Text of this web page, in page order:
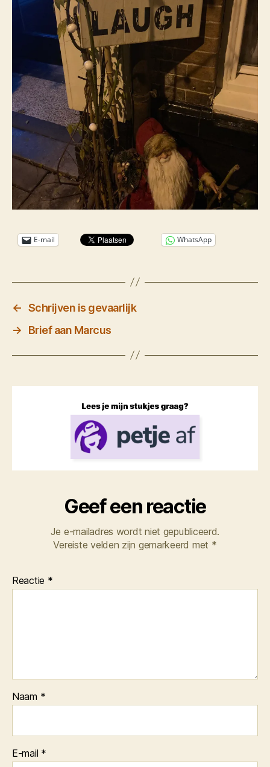
E-mail WhatsApp
← Schrijven is gevaarlijk
→
Brief aan Marcus
Geef een reactie
Je e-mailadres wordt niet gepubliceerd.
Vereiste velden zijn gemarkeerd met *
Reactie *
Naam *
E-mail *